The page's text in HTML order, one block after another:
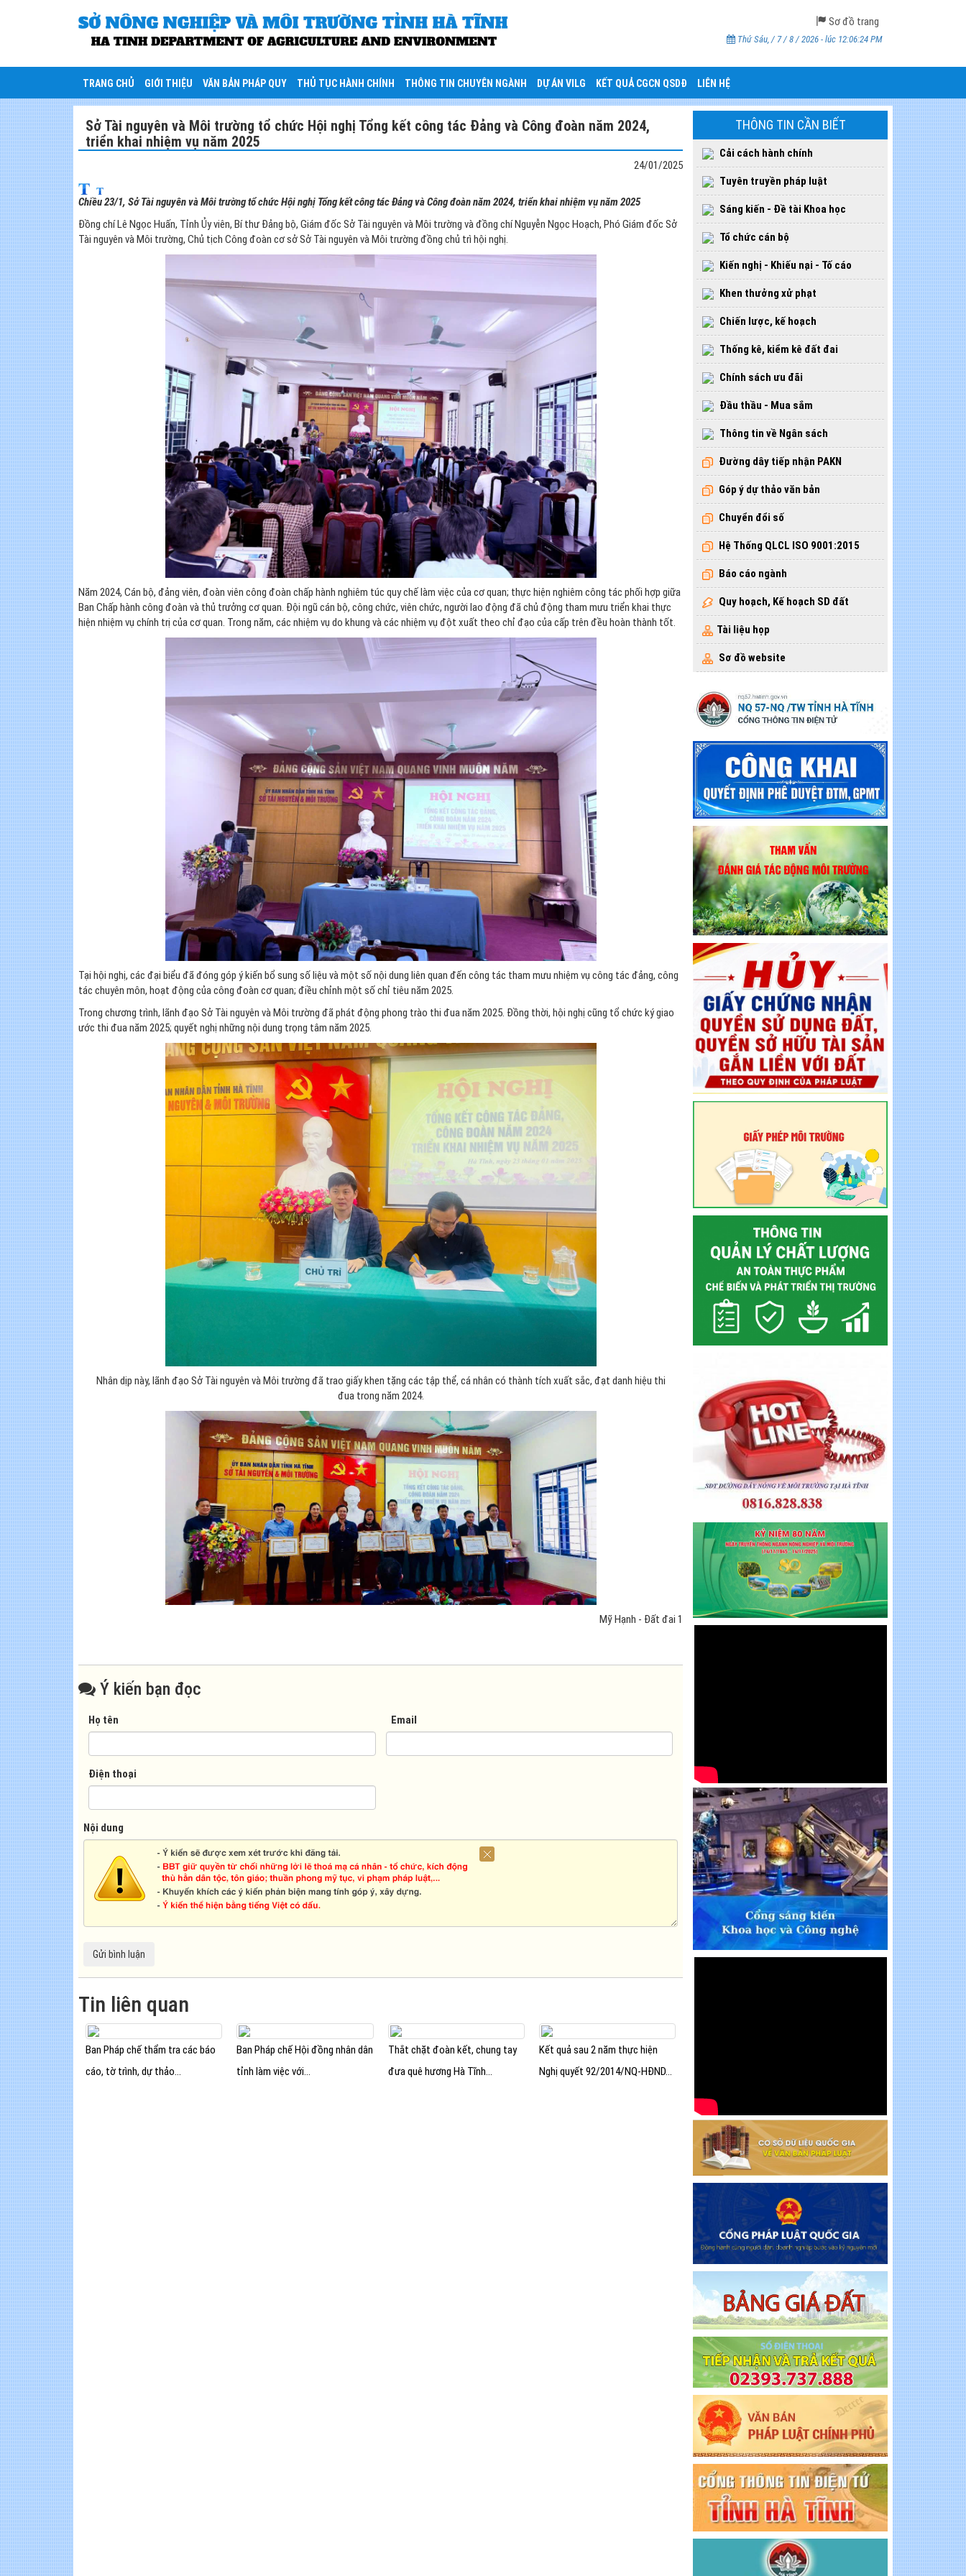
Sơ đồ trang
Thứ Sáu, / 7 / 8 / 2026 - lúc 12:06:26 PM
TRANG CHỦ GIỚI THIỆU VĂN BẢN PHÁP QUY THỦ TỤC HÀNH CHÍNH THÔNG TIN CHUYÊN NGÀNH DỰ ÁN VILG KẾT QUẢ CGCN QSDĐ LIÊN HỆ
Sở Tài nguyên và Môi trường tổ chức Hội nghị Tổng kết công tác Đảng và Công đoàn năm 2024,
triển khai nhiệm vụ năm 2025
24/01/2025
Chiều 23/1, Sở Tài nguyên và Môi trường tổ chức Hội nghị Tổng kết công tác Đảng và Công đoàn năm 2024, triển khai nhiệm vụ năm 2025
Đồng chí Lê Ngọc Huấn, Tỉnh Ủy viên, Bí thư Đảng bộ, Giám đốc Sở Tài nguyên và Môi trường và đồng chí Nguyễn Ngọc Hoạch, Phó Giám đốc Sở
Tài nguyên và Môi trường, Chủ tịch Công đoàn cơ sở Sở Tài nguyên và Môi trường đồng chủ trì hội nghị.
Năm 2024, Cán bộ, đảng viên, đoàn viên công đoàn chấp hành nghiêm túc quy chế làm việc của cơ quan; thực hiện nghiêm công tác phối hợp giữa
Ban Chấp hành công đoàn và thủ trưởng cơ quan. Đội ngũ cán bộ, công chức, viên chức, người lao động đã chủ động tham mưu triển khai thực
hiện nhiệm vụ chính trị của cơ quan. Trong năm, các nhiệm vụ do khung và các nhiệm vụ đột xuất theo chỉ đạo của cấp trên đều hoàn thành tốt.
Tại hội nghị, các đại biểu đã đóng góp ý kiến bổ sung số liệu và một số nội dung liên quan đến công tác tham mưu nhiệm vụ công tác đảng, công
tác chuyên môn, hoạt động của công đoàn cơ quan; điều chỉnh một số chỉ tiêu năm 2025.
Trong chương trình, lãnh đạo Sở Tài nguyên và Môi trường đã phát động phong trào thi đua năm 2025. Đồng thời, hội nghị cũng tổ chức ký giao
ước thi đua năm 2025; quyết nghị những nội dung trọng tâm năm 2025.
Nhân dịp này, lãnh đạo Sở Tài nguyên và Môi trường đã trao giấy khen tặng các tập thể, cá nhân có thành tích xuất sắc, đạt danh hiệu thi
đua trong năm 2024.
Mỹ Hạnh - Đất đai 1
Ý kiến bạn đọc
Họ tên Email
Điện thoại
Nội dung
Tin liên quan
Ban Pháp chế thẩm tra các báo
cáo, tờ trình, dự thảo...
Ban Pháp chế Hội đồng nhân dân
tỉnh làm việc với...
Thắt chặt đoàn kết, chung tay
đưa quê hương Hà Tĩnh...
Kết quả sau 2 năm thực hiện
Nghị quyết 92/2014/NQ-HĐND...
THÔNG TIN CẦN BIẾT
Cải cách hành chính
Tuyên truyền pháp luật
Sáng kiến - Đề tài Khoa học
Tổ chức cán bộ
Kiến nghị - Khiếu nại - Tố cáo
Khen thưởng xử phạt
Chiến lược, kế hoạch
Thống kê, kiểm kê đất đai
Chính sách ưu đãi
Đầu thầu - Mua sắm
Thông tin về Ngân sách
Đường dây tiếp nhận PAKN
Góp ý dự thảo văn bản
Chuyển đổi số
Hệ Thống QLCL ISO 9001:2015
Báo cáo ngành
Quy hoạch, Kế hoạch SD đất
Tài liệu họp
Sơ đồ website